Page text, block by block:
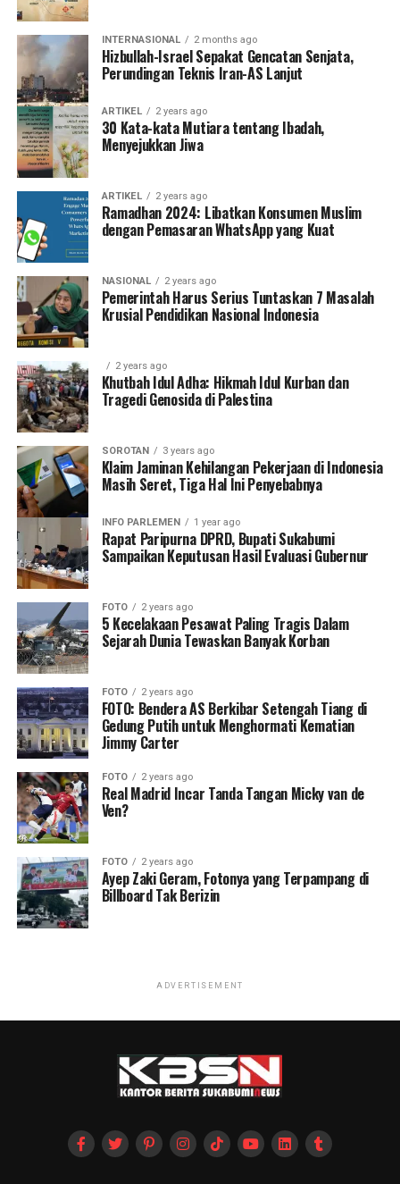
INTERNASIONAL 2 months ago
Hizbullah-Israel Sepakat Gencatan Senjata,
Perundingan Teknis Iran-AS Lanjut
ARTIKEL 2 years ago
30 Kata-kata Mutiara tentang Ibadah,
Menyejukkan Jiwa
ARTIKEL 2 years ago
Ramadhan 2024: Libatkan Konsumen Muslim
dengan Pemasaran WhatsApp yang Kuat
NASIONAL 2 years ago
Pemerintah Harus Serius Tuntaskan 7 Masalah
Krusial Pendidikan Nasional Indonesia
2 years ago
Khutbah Idul Adha: Hikmah Idul Kurban dan
Tragedi Genosida di Palestina
SOROTAN 3 years ago
Klaim Jaminan Kehilangan Pekerjaan di Indonesia
Masih Seret, Tiga Hal Ini Penyebabnya
INFO PARLEMEN 1 year ago
Rapat Paripurna DPRD, Bupati Sukabumi
Sampaikan Keputusan Hasil Evaluasi Gubernur
FOTO 2 years ago
5 Kecelakaan Pesawat Paling Tragis Dalam
Sejarah Dunia Tewaskan Banyak Korban
FOTO 2 years ago
FOTO: Bendera AS Berkibar Setengah Tiang di
Gedung Putih untuk Menghormati Kematian
Jimmy Carter
FOTO 2 years ago
Real Madrid Incar Tanda Tangan Micky van de
Ven?
FOTO 2 years ago
Ayep Zaki Geram, Fotonya yang Terpampang di
Billboard Tak Berizin
ADVERTISEMENT